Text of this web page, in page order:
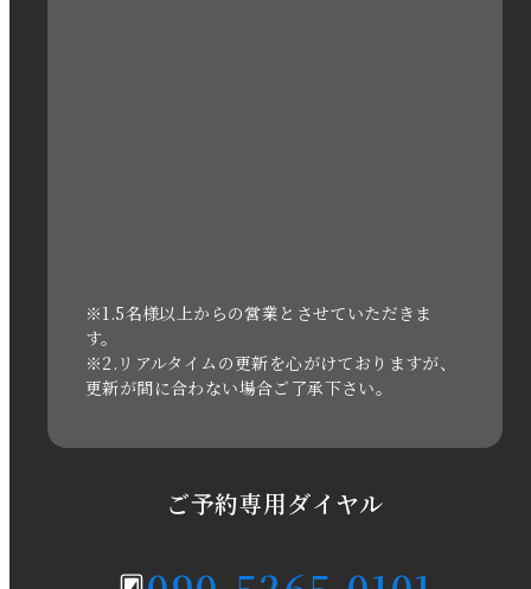
2021年3月
2020年11月
※1.5名様以上からの営業とさせていただきま
す。
※2.リアルタイムの更新を心がけておりますが、
更新が間に合わない場合ご了承下さい。
ご予約専用ダイヤル